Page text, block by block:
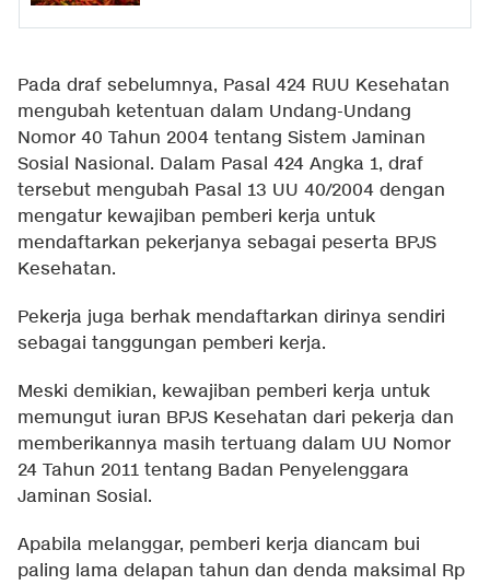
Pada draf sebelumnya, Pasal 424 RUU Kesehatan
mengubah ketentuan dalam Undang-Undang
Nomor 40 Tahun 2004 tentang Sistem Jaminan
Sosial Nasional. Dalam Pasal 424 Angka 1, draf
tersebut mengubah Pasal 13 UU 40/2004 dengan
mengatur kewajiban pemberi kerja untuk
mendaftarkan pekerjanya sebagai peserta BPJS
Kesehatan.
Pekerja juga berhak mendaftarkan dirinya sendiri
sebagai tanggungan pemberi kerja.
Meski demikian, kewajiban pemberi kerja untuk
memungut iuran BPJS Kesehatan dari pekerja dan
memberikannya masih tertuang dalam UU Nomor
24 Tahun 2011 tentang Badan Penyelenggara
Jaminan Sosial.
Apabila melanggar, pemberi kerja diancam bui
paling lama delapan tahun dan denda maksimal Rp